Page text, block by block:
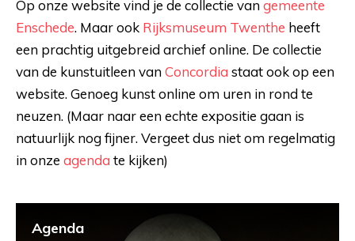
Op onze website vind je de collectie vangemeente
Enschede. Maar ook Rijksmuseum Twenthe heeft
een prachtig uitgebreid archief online. De collectie
van de kunstuitleen vanConcordia staat ook op een
website. Genoeg kunst online om uren in rond te
neuzen. (Maar naar een echte expositie gaan is
natuurlijk nog fijner. Vergeet dus niet om regelmatig
in onze agenda te kijken)
Agenda